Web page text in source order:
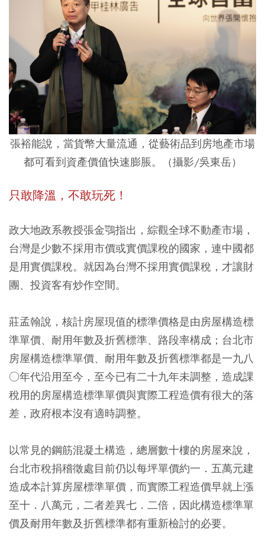
張裕能說，當貨幣大量流通，從藝術品到房地產市場
都可看到資產價值快速膨脹。（攝影/吳東岳）
只敢降溫，不敢玩死！
政大地政系教授張金鶚指出，綜觀全球不動產市場，
台灣是少數不採用市價或實價課稅的國家，連中國都
是用實價課稅。就因為台灣不採用實價課稅，才讓財
團、投資客有炒作空間。
莊孟翰說，核計房屋現值的標準價格是由房屋構造標
準單價、耐用年數及折舊標準、路段率構成；台北市
房屋構造標準單價、耐用年數及折舊標準都是一九八
○年代沿用至今，至今已有二十九年未調整，造成課
稅用的房屋構造標準單價與實際工程造價有很大的落
差，政府根本沒有適時調整。
以常見的鋼筋混凝土構造，總層數十樓的房屋來說，
台北市稅捐稽徵處目前仍以每坪單價約一．五萬元建
造成本計算房屋標準單價，而實際工程造價早就上漲
至十．八萬元，二者差異七．二倍，因此構造標準單
價及耐用年數及折舊標準都有重新檢討的必要。